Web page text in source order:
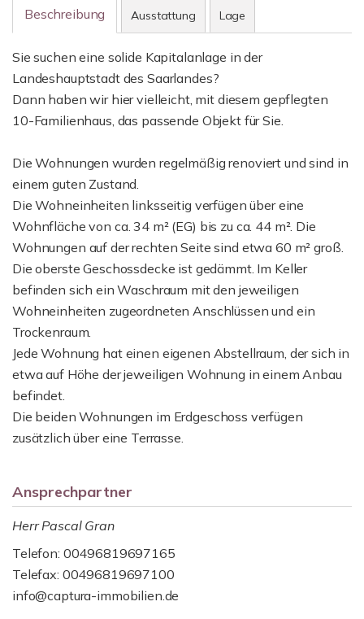
Beschreibung Ausstattung Lage
Sie suchen eine solide Kapitalanlage in der
Landeshauptstadt des Saarlandes?
Dann haben wir hier vielleicht, mit diesem gepflegten
10-Familienhaus, das passende Objekt für Sie.
Die Wohnungen wurden regelmäßig renoviert und sind in
einem guten Zustand.
Die Wohneinheiten linksseitig verfügen über eine
Wohnfläche von ca. 34 m² (EG) bis zu ca. 44 m². Die
Wohnungen auf der rechten Seite sind etwa 60 m² groß.
Die oberste Geschossdecke ist gedämmt. Im Keller
befinden sich ein Waschraum mit den jeweiligen
Wohneinheiten zugeordneten Anschlüssen und ein
Trockenraum.
Jede Wohnung hat einen eigenen Abstellraum, der sich in
etwa auf Höhe der jeweiligen Wohnung in einem Anbau
befindet.
Die beiden Wohnungen im Erdgeschoss verfügen
zusätzlich über eine Terrasse.
Ansprechpartner
Herr Pascal Gran
Telefon: 00496819697165
Telefax: 00496819697100
info@captura-immobilien.de